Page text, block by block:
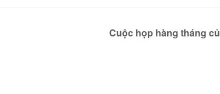
Cuộc họp hàng tháng